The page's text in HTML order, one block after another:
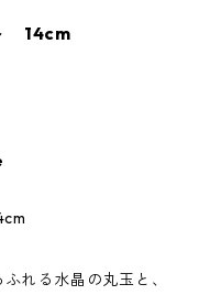
14cm
れる水晶の丸玉と、